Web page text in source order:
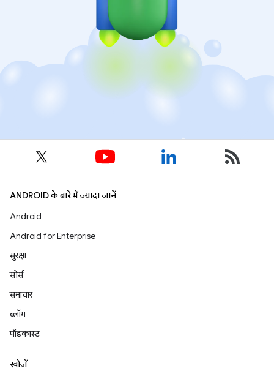
ANDROID के बारे में ज़्यादा जानें
Android
Android for Enterprise
सुरक्षा
सोर्स
समाचार
ब्लॉग
पॉडकास्ट
खोजें